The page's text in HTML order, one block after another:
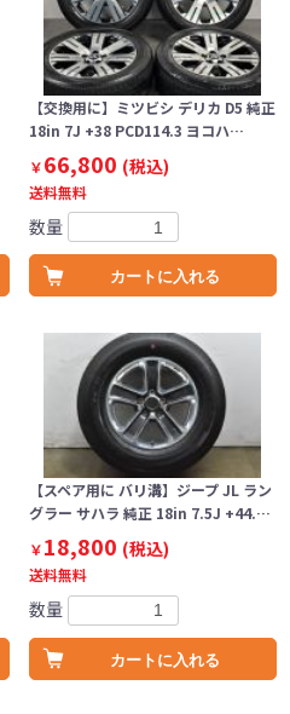
【交換用に】ミツビシ デリカ D5 純正
18in 7J +38 PCD114.3 ヨコハ…
￥66,800 (税込)
送料無料
数量
カートに入れる
【スペア用に バリ溝】ジープ JL ラン
グラー サハラ 純正 18in 7.5J +44.…
￥18,800 (税込)
送料無料
数量
カートに入れる